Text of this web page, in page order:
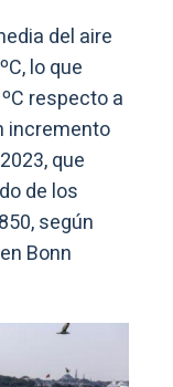
del aire
lo que
respecto a
incremento
que
de los
según
Bonn